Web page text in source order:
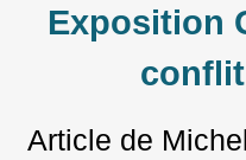
Exposition
Article de